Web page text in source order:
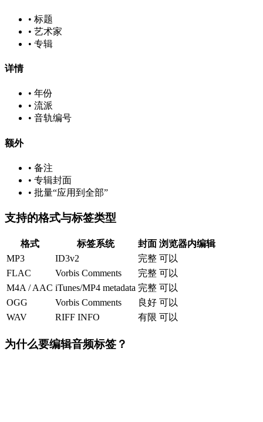
• 标题
• 艺术家
• 专辑
详情
• 年份
• 流派
• 音轨编号
额外
• 备注
• 专辑封面
• 批量“应用到全部”
支持的格式与标签类型
格式 标签系统 封面 浏览器内编辑
MP3
ID3v2 完整 可以
FLAC
Vorbis Comments 完整 可以
M4A / AAC iTunes/MP4 metadata 完整 可以
OGG
Vorbis Comments 良好 可以
WAV
RIFF INFO 有限 可以
为什么要编辑音频标签？